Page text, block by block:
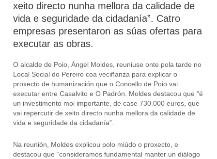
xeito directo nunha mellora da calidade de
vida e seguridade da cidadanía”. Catro
empresas presentaron as súas ofertas para
executar as obras.
O alcalde de Poio, Ángel Moldes, reuniuse onte pola tarde no
Local Social do Pereiro coa veciñanza para explicar o
proxecto de humanización que o Concello de Poio vai
executar entre Casalvito e O Padrón. Moldes destacou que “é
un investimento moi importante, de case 730.000 euros, que
vai repercutir de xeito directo nunha mellora da calidade de
vida e seguridade da cidadanía”.
Na reunión, Moldes explicou polo miúdo o proxecto, e
destacou que “consideramos fundamental manter un diálogo